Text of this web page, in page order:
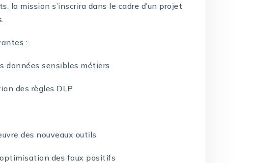
la mission s’inscrira dans le cadre d’un projet
:
données sensibles métiers
des règles DLP
des nouveaux outils
des faux positifs